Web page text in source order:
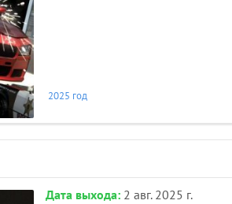
2025 год
Дата выхода:2 авг. 2025 г.